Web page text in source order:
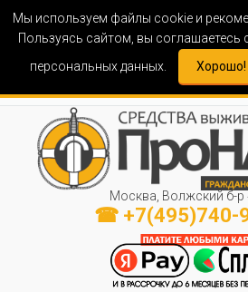
Мы используем файлы cookie и
Пользуясь сайтом, вы соглашаетесь
персональных данных.
Хорошо!
Москва, Волжский б-р
☎ +7(495)740-